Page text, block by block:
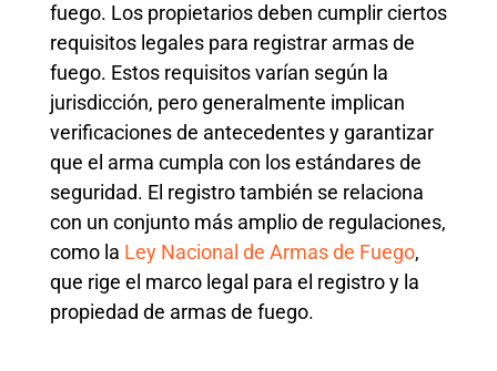
fuego. Los propietarios deben cumplir ciertos
requisitos legales para registrar armas de
fuego. Estos requisitos varían según la
jurisdicción, pero generalmente implican
verificaciones de antecedentes y garantizar
que el arma cumpla con los estándares de
seguridad. El registro también se relaciona
con un conjunto más amplio de regulaciones,
como la Ley Nacional de Armas de Fuego,
que rige el marco legal para el registro y la
propiedad de armas de fuego.